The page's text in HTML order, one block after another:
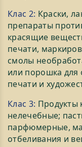
Клас 2: Краски,
препараты
красящие
печати,
смолы
или порошка для
печати и
Клас 3: Продукты
нелечебные;
парфюмерные,
отбеливания и